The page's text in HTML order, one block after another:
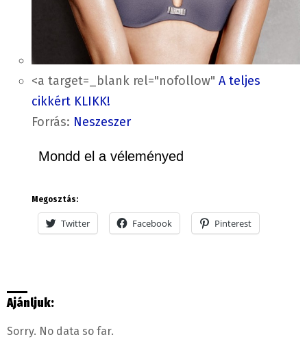
<a target=_blank rel="nofollow" A teljes
cikkért KLIKK!
Forrás: Neszeszer
Mondd el a véleményed
Megosztás:
Twitter Facebook Pinterest
Ajánljuk:
Sorry. No data so far.